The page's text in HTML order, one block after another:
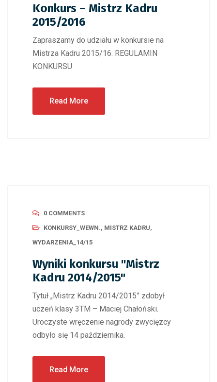
Konkurs – Mistrz Kadru
2015/2016
Zapraszamy do udziału w konkursie na
Mistrza Kadru 2015/16. REGULAMIN
KONKURSU
Read More
0 COMMENTS
KONKURSY_WEWN., MISTRZ KADRU,
WYDARZENIA_14/15
Wyniki konkursu "Mistrz
Kadru 2014/2015"
Tytuł „Mistrz Kadru 2014/2015” zdobył
uczeń klasy 3TM – Maciej Chałoński.
Uroczyste wręczenie nagrody zwycięzcy
odbyło się 14 października.
Read More